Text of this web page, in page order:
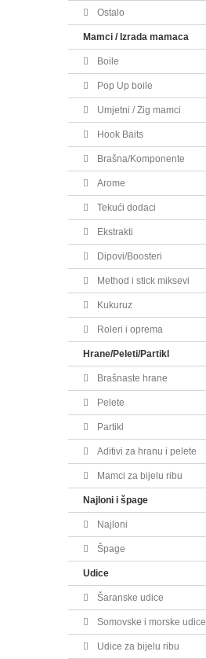
Ostalo
Mamci / Izrada mamaca
Boile
Pop Up boile
Umjetni / Zig mamci
Hook Baits
Brašna/Komponente
Arome
Tekući dodaci
Ekstrakti
Dipovi/Boosteri
Method i stick miksevi
Kukuruz
Roleri i oprema
Hrane/Peleti/Partikl
Brašnaste hrane
Pelete
Partikl
Aditivi za hranu i pelete
Mamci za bijelu ribu
Najloni i špage
Najloni
Špage
Udice
Šaranske udice
Somovske i morske udice
Udice za bijelu ribu